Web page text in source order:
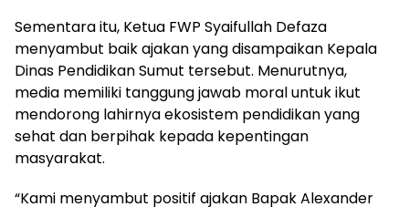
Sementara itu, Ketua FWP Syaifullah Defaza
menyambut baik ajakan yang disampaikan Kepala
Dinas Pendidikan Sumut tersebut. Menurutnya,
media memiliki tanggung jawab moral untuk ikut
mendorong lahirnya ekosistem pendidikan yang
sehat dan berpihak kepada kepentingan
masyarakat.
“Kami menyambut positif ajakan Bapak Alexander